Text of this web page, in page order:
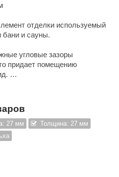
отделки используемый
бани и сауны.
угловые зазоры
придает помещению
аромат, который
и изысканнее.
и длинным волокнам ольха
в процессе
27 мм
Толщина: 27 мм